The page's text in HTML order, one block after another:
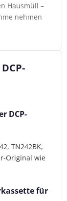
Hausmüll –
nehmen
DCP-
TN242BK,
Original wie
für